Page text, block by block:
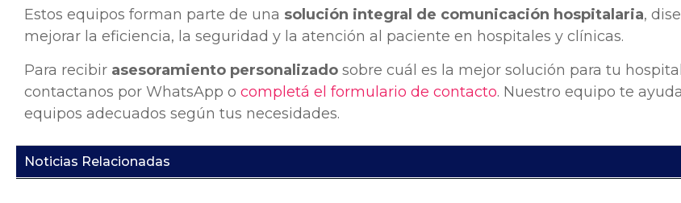
Estos equipos forman parte de una solución integral de comunicación hospitalaria,
mejorar la eficiencia, la seguridad y la atención al paciente en hospitales y clínicas.
Para recibir asesoramiento personalizado sobre cuál es la mejor solución para tu
contactanos por WhatsApp o completá el formulario de contacto. Nuestro equipo te
equipos adecuados según tus necesidades.
Noticias Relacionadas